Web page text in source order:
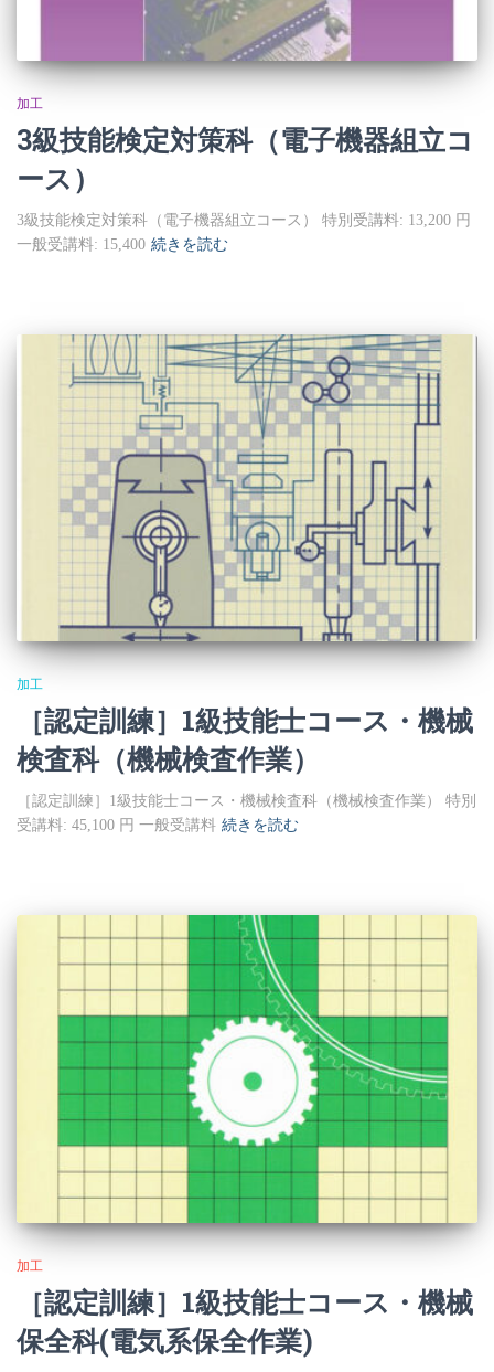
加工
3級技能検定対策科（電子機器組立コ
ース）
3級技能検定対策科（電子機器組立コース） 特別受講料: 13,200 円
一般受講料: 15,400 続きを読む
加工
［認定訓練］1級技能士コース・機械
検査科（機械検査作業）
［認定訓練］1級技能士コース・機械検査科（機械検査作業） 特別
受講料: 45,100 円 一般受講料 続きを読む
加工
［認定訓練］1級技能士コース・機械
保全科(電気系保全作業)